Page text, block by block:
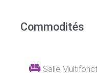
Commodités
Salle